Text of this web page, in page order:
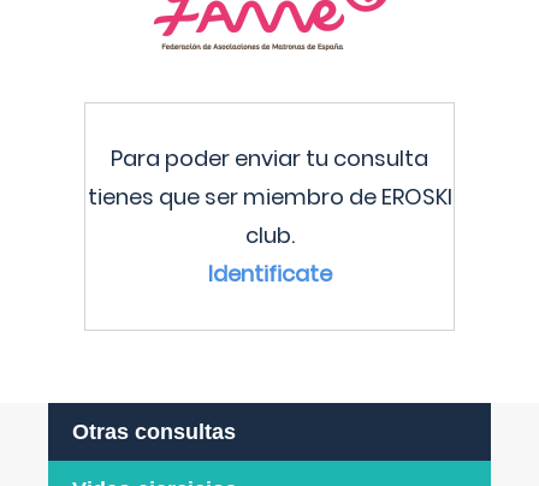
Para poder enviar tu consulta
tienes que ser miembro de EROSKI
club.
Identificate
Otras consultas